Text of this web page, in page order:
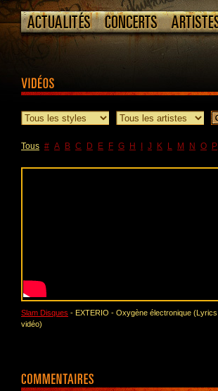
Tous # A B C D E F G H J K L M N O P
Slam Disques - EXTERIO - Oxygène électronique (Lyrics
vidéo)